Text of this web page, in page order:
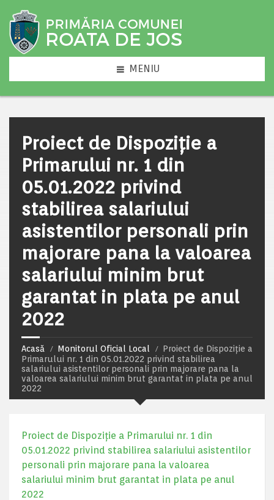
MENIU
Proiect de Dispoziție a
Primarului nr. 1 din
05.01.2022 privind
stabilirea salariului
asistentilor personali prin
majorare pana la valoarea
salariului minim brut
garantat in plata pe anul
2022
Acasă Monitorul Oficial Local
Proiect de Dispoziție a
Primarului nr. 1 din 05.01.2022 privind stabilirea
salariului asistentilor personali prin majorare pana la
valoarea salariului minim brut garantat in plata pe anul
2022
Proiect de Dispoziție a Primarului nr. 1 din
05.01.2022 privind stabilirea salariului asistentilor
personali prin majorare pana la valoarea
salariului minim brut garantat in plata pe anul
2022